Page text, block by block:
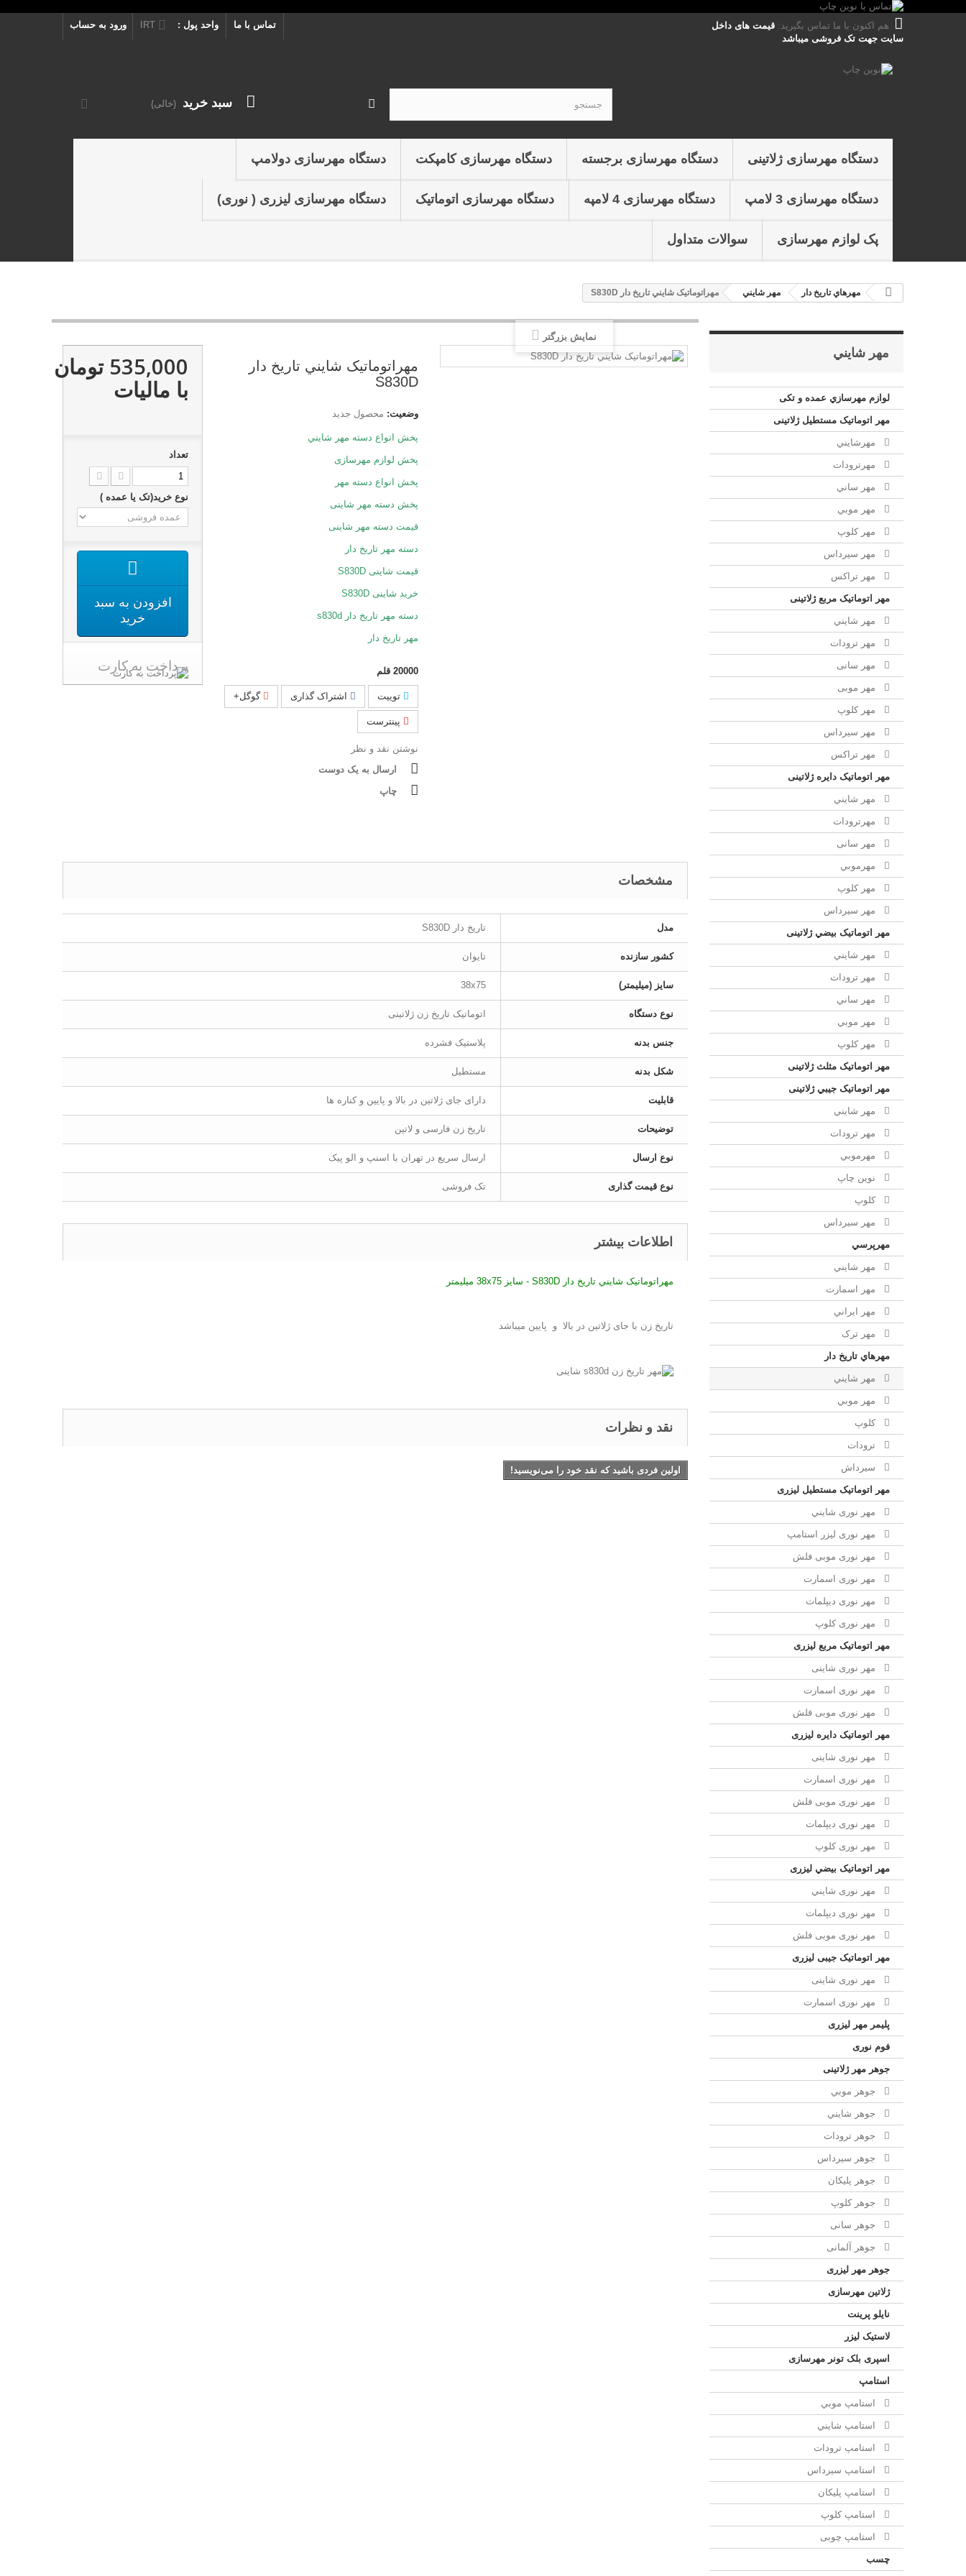
ورود به حساب واحد پول : IRT تماس با ما هم اکنون با ما تماس بگیرید: قیمت های داخل
سایت جهت تک فروشی میباشد
سبد خرید (خالی)
دستگاه مهرسازی ژلاتینی دستگاه مهرسازی برجسته دستگاه مهرسازی کامپکت دستگاه مهرسازی دولامپ
دستگاه مهرسازی 3 لامپ دستگاه مهرسازی 4 لامپه دستگاه مهرسازی اتوماتیک دستگاه مهرسازی لیزری ( نوری)
پک لوازم مهرسازی سوالات متداول
مهرهاي تاريخ دار مهر شايني مهراتوماتیک شايني تاریخ دار S830D
مهر شايني
لوازم مهرسازي عمده و تکی
مهر اتوماتیک مستطيل ژلاتینی
مهرشايني
مهرترودات
مهر ساني
مهر موبي
مهر كلوپ
مهر سيرداس
مهر تراکس
مهر اتوماتیک مربع ژلاتینی
مهر شايني
مهر ترودات
مهر سانی
مهر موبی
مهر كلوپ
مهر سيرداس
مهر تراکس
مهر اتوماتیک دايره ژلاتینی
مهر شايني
مهرترودات
مهر سانی
مهرموبي
مهر كلوپ
مهر سيرداس
مهر اتوماتیک بيضي ژلاتینی
مهر شايني
مهر ترودات
مهر ساني
مهر موبي
مهر كلوپ
مهر اتوماتیک مثلث ژلاتینی
مهر اتوماتیک جيبي ژلاتینی
مهر شايني
مهر ترودات
مهرموبي
نوين چاپ
کلوپ
مهر سيرداس
مهرپرسي
مهر شايني
مهر اسمارت
مهر ايراني
مهر ترک
مهرهاي تاريخ دار
مهر شايني
مهر موبي
کلوپ
ترودات
سیرداش
مهر اتوماتیک مستطیل لیزری
مهر نوری شايني
مهر نوری لیزر استامپ
مهر نوری موبی فلش
مهر نوری اسمارت
مهر نوری ديپلمات
مهر نوری کلوپ
مهر اتوماتیک مربع لیزری
مهر نوری شاینی
مهر نوری اسمارت
مهر نوری موبی فلش
مهر اتوماتیک دايره لیزری
مهر نوری شاینی
مهر نوری اسمارت
مهر نوری موبی فلش
مهر نوری دیپلمات
مهر نوری کلوپ
مهر اتوماتیک بيضي لیزری
مهر نوری شايني
مهر نوری دیپلمات
مهر نوری موبی فلش
مهر اتوماتیک جیبی لیزری
مهر نوری شاینی
مهر نوری اسمارت
پلیمر مهر لیزری
فوم نوری
جوهر مهر ژلاتینی
جوهر موبي
جوهر شايني
جوهر ترودات
جوهر سيرداس
جوهر پلیکان
جوهر کلوپ
جوهر سانی
جوهر آلمانی
جوهر مهر لیزری
ژلاتين مهرسازی
نایلو پرینت
لاستیک لیزر
اسپری بلک تونر مهرسازی
استامپ
استامپ موبي
استامپ شايني
استامپ ترودات
استامپ سيرداس
استامپ پلیکان
استامپ کلوپ
استامپ چوبی
چسب
نمایش بزرگتر
مهراتوماتیک شايني تاریخ دار
S830D
وضعیت: محصول جدید
پخش انواع دسته مهر شايني
پخش لوازم مهرسازی
پخش انواع دسته مهر
پخش دسته مهر شاینی
قیمت دسته مهر شاینی
دسته مهر تاریخ دار
قیمت شاینی S830D
خرید شاینی S830D
دسته مهر تاریخ دار s830d
مهر تاریخ دار
20000 قلم
توییت اشتراک گذاری گوگل+
پینترست
نوشتن نقد و نظر
ارسال به یک دوست
چاپ
535,000 تومان
با ماليات
تعداد
نوع خرید(تک یا عمده )
افزودن به سبد
خرید
پرداخت به کارت
مشخصات
مدل تاریخ دار S830D
کشور سازنده تایوان
سایز (میلیمتر) 38x75
نوع دستگاه اتوماتیک تاریخ زن ژلاتینی
جنس بدنه پلاستیک فشرده
شکل بدنه مستطیل
قابلیت دارای جای ژلاتین در بالا و پایین و کناره ها
توضیحات تاریخ زن فارسی و لاتین
نوع ارسال ارسال سریع در تهران با اسنپ و الو پیک
نوع قیمت گذاری تک فروشی
اطلاعات بیشتر
مهراتوماتیک شايني تاریخ دار S830D - سایز 38x75 میلیمتر
تاریخ زن با جای ژلاتین در بالا و پایین میباشد
نقد و نظرات
اولین فردی باشید که نقد خود را می‌نویسید!